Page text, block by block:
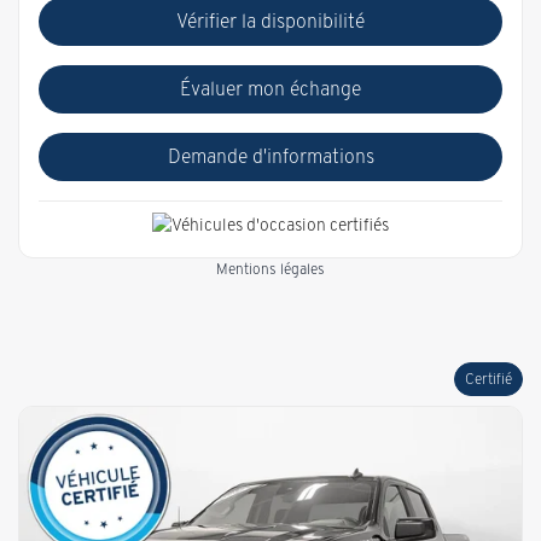
Vérifier la disponibilité
Évaluer mon échange
Demande d'informations
Mentions légales
Certifié